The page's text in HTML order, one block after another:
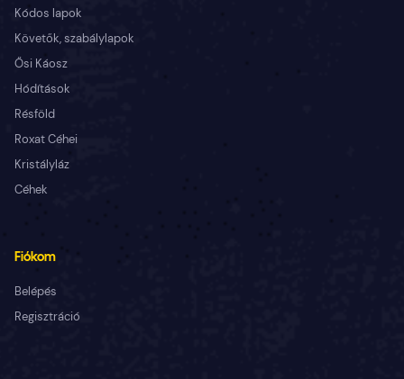
Kódos lapok
Követők, szabálylapok
Ősi Káosz
Hódítások
Résföld
Roxat Céhei
Kristályláz
Céhek
Fiókom
Belépés
Regisztráció